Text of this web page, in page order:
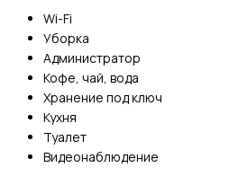
Wi-Fi
Уборка
Администратор
Кофе, чай, вода
Хранение под ключ
Кухня
Туалет
Видеонаблюдение